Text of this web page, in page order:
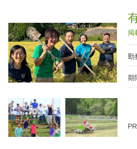
掲
勤
期